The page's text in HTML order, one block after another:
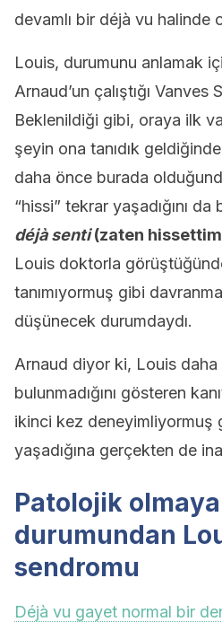
devamlı bir déjà vu halinde
Louis, durumunu anlamak
Arnaud’un çalıştığı Vanves
Beklenildiği gibi, oraya ilk
şeyin ona tanıdık
daha önce burada
“hissi” tekrar yaşadığını da
déjà senti(zaten
Louis doktorla
tanımıyormuş gibi
düşünecek durumdaydı.
Arnaud diyor ki, Louis
bulunmadığını gösteren
ikinci kez deneyimliyormuş
yaşadığına gerçekten de
Patolojik
durumundan
sendromu
Déjà vu gayet normal bir